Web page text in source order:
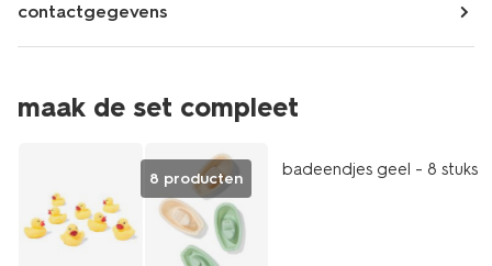
contactgegevens
maak de set compleet
8 producten badeendjes geel - 8 stuks